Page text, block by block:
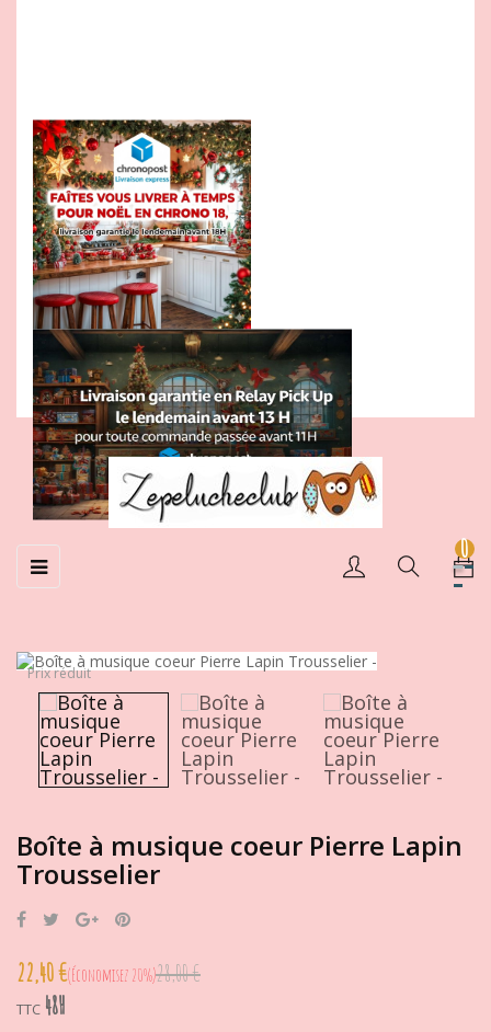
Basculer
la
☰
0
Prix réduit
Boîte à musique coeur Pierre Lapin
Trousselier
PartagerTweet Google+
22,40 € Économisez 20%28,00 €
TTC 48H